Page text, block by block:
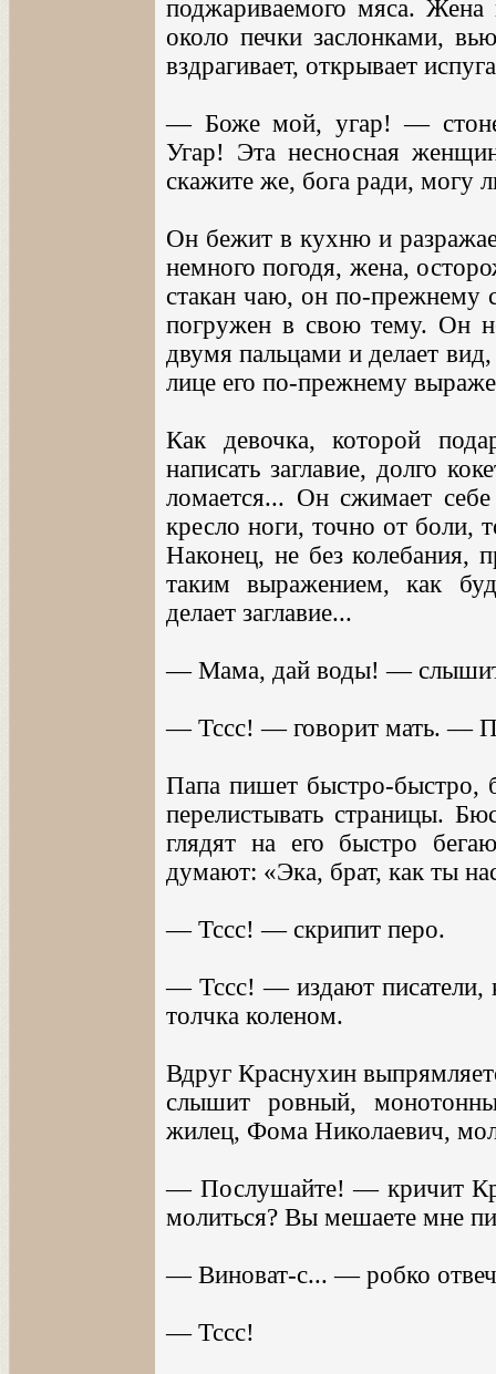
поджариваемого мяса. Жена
около печки заслонками,
вздрагивает, открывает
— Боже мой, угар! —
Угар! Эта несносная
скажите же, бога ради, могу
Он бежит в кухню и
немного погодя, жена,
стакан чаю, он по-прежнему
погружен в свою тему. Он
двумя пальцами и делает
лице его по-прежнему
Как девочка, которой
написать заглавие, долго
ломается... Он сжимает
кресло ноги, точно от боли,
Наконец, не без колебания,
таким выражением, как
делает заглавие...
— Мама, дай воды! — слышит
— Тссс! — говорит мать. —
Папа пишет быстро-быстро,
перелистывать страницы.
глядят на его быстро
думают: «Эка, брат, как ты
— Тссс! — скрипит перо.
— Тссс! — издают писатели,
толчка коленом.
Вдруг Краснухин
слышит ровный,
жилец, Фома Николаевич,
— Послушайте! — кричит
молиться? Вы мешаете мне
— Виноват-с... — робко
— Тссс!